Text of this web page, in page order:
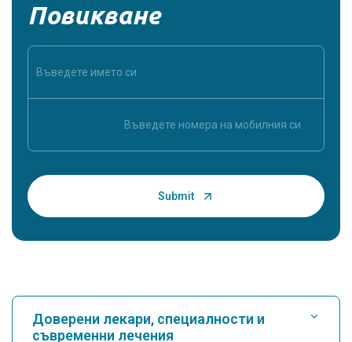
Повикване
Доверени лекари, специалности и
съвременни лечения